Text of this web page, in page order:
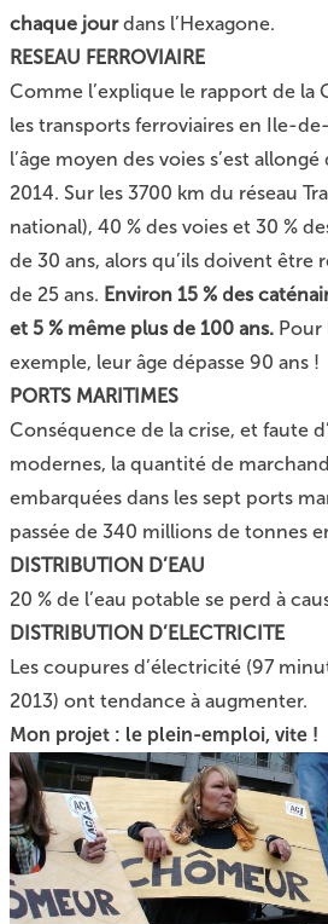
chaque jourdans l’Hexagone.
RESEAU FERROVIAIRE
Comme l’explique le rapport de la
les transports ferroviaires en Ile-
l’âge moyen des voies s’est
2014. Sur les 3700 km du réseau
national), 40 % des voies et 30 %
de 30 ans, alors qu’ils doivent être
de 25 ans. Environ 15 % des
et 5 % même plus de 100 ans. Pour
exemple, leur âge dépasse 90 ans !
PORTS MARITIMES
Conséquence de la crise, et faute
modernes, la quantité de
embarquées dans les sept ports
passée de 340 millions de tonnes
DISTRIBUTION D’EAU
20 % de l’eau potable se perd à
DISTRIBUTION D’ELECTRICITE
Les coupures d’électricité (97
2013) ont tendance à augmenter.
Mon projet : le plein-emploi, vite !